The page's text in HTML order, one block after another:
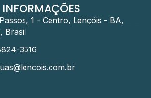
INFORMAÇÕES
1 - Centro, Lençóis - BA,
Brasil
3516